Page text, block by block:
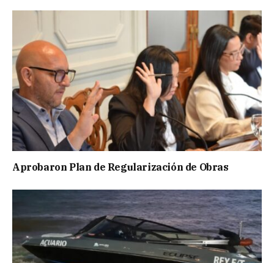
Aprobaron Plan de Regularización de Obras